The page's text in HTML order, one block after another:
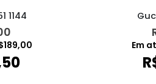
1144
189,00 Em